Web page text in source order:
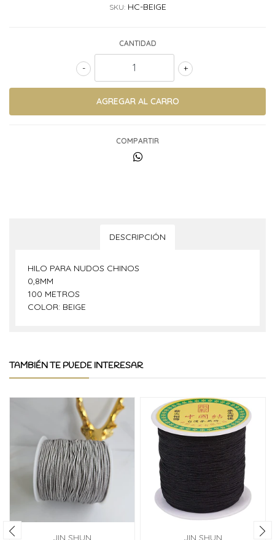
SKU: HC-BEIGE
CANTIDAD
+
-
COMPARTIR
DESCRIPCIÓN
HILO PARA NUDOS CHINOS
0,8MM
100 METROS
COLOR: BEIGE
TAMBIÉN TE PUEDE INTERESAR
JIN SHUN JIN SHUN